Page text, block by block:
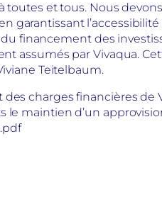
toutes et tous. Nous
financement des
assumés par Vivaqua.
Teitelbaum.
charges financières
le maintien d’un